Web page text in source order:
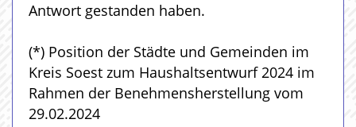
Antwort gestanden haben.
(*) Position der Städte und Gemeinden im
Kreis Soest zum Haushaltsentwurf 2024 im
Rahmen der Benehmensherstellung vom
29.02.2024